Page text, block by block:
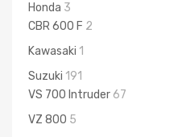
Honda 3
CBR 600 F 2
Kawasaki 1
Suzuki 191
VS 700 Intruder 67
VZ 800 5